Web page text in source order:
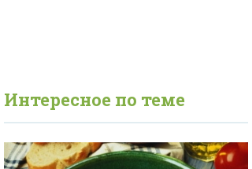
Интересное по теме